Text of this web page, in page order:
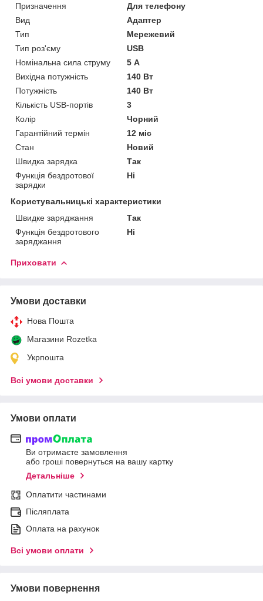
Призначення
Для телефону
Вид
Адаптер
Тип
Мережевий
Тип роз'єму
USB
Номінальна сила струму
5 А
Вихідна потужність
140 Вт
Потужність
140 Вт
Кількість USB-портів
3
Колір
Чорний
Гарантійний термін
12 міс
Стан
Новий
Швидка зарядка
Так
Функція бездротової
зарядки
Ні
Користувальницькі характеристики
Швидке заряджання
Так
Функція бездротового
заряджання
Ні
Приховати
Умови доставки
Нова Пошта
Магазини Rozetka
Укрпошта
Всі умови доставки
Умови оплати
Ви отримаєте замовлення
або гроші повернуться на вашу картку
Детальніше
Оплатити частинами
Післяплата
Оплата на рахунок
Всі умови оплати
Умови повернення